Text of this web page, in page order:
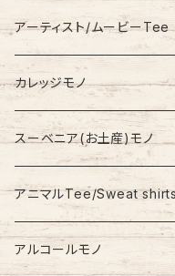
Knit/Sweater
Jacket
Nylon Jacket
Stadium Jumper
Down Jacket
Columbia
NAUTICA
NIKE
RALPH LAUREN
TOMMY HILFIGER
アーティスト/ムービーTee
カレッジモノ
スーベニア(お土産)モノ
アニマルTee/Sweat
アルコールモノ